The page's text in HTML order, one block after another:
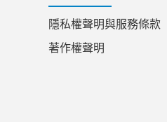
隱私權聲明與服務條款
著作權聲明